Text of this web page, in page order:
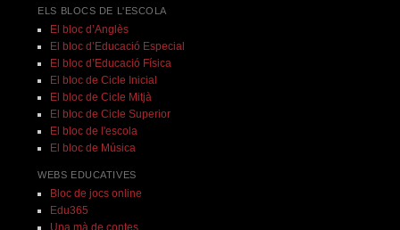
ELS BLOCS DE L'ESCOLA
El bloc d’Anglès
El bloc d’Educació Especial
El bloc d’Educació Física
El bloc de Cicle Inicial
El bloc de Cicle Mitjà
El bloc de Cicle Superior
El bloc de l'escola
El bloc de Música
WEBS EDUCATIVES
Bloc de jocs online
Edu365